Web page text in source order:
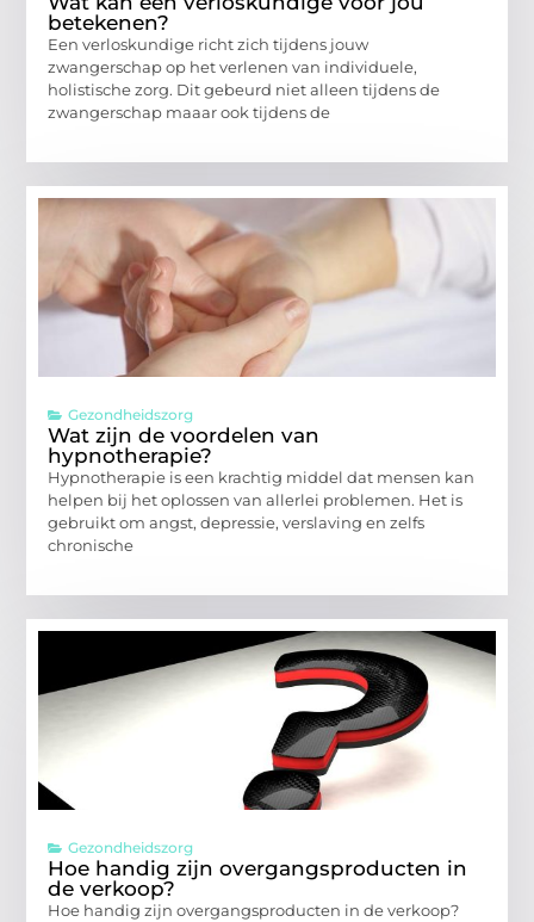
betekenen?
Een verloskundige richt zich tijdens jouw
zwangerschap op het verlenen van individuele,
holistische zorg. Dit gebeurd niet alleen tijdens de
zwangerschap maaar ook tijdens de
Gezondheidszorg
Wat zijn de voordelen van
hypnotherapie?
Hypnotherapie is een krachtig middel dat mensen kan
helpen bij het oplossen van allerlei problemen. Het is
gebruikt om angst, depressie, verslaving en zelfs
chronische
Gezondheidszorg
Hoe handig zijn overgangsproducten in
de verkoop?
Hoe handig zijn overgangsproducten in de verkoop?